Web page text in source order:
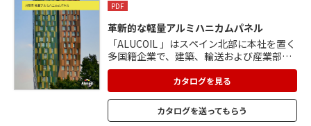
PDF
革新的な軽量アルミハニカムパネル
「ALUCOIL 」はスペイン北部に本社を置く
多国籍企業で、建築、輸送および産業部門
向けの高度な技術材料の製造を専門として
います。 「larcore A2」は、ALUCOIL の先
進的な連続工程プロセスで製造される革新
的なアルミハニカムパネルです。 特に外壁
材に適しており、さまざまな建築要件に対
カタログを見る
カタログを送ってもらう